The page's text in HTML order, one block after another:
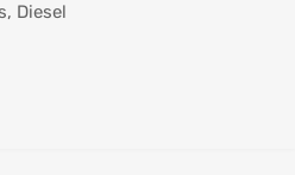
Diesel